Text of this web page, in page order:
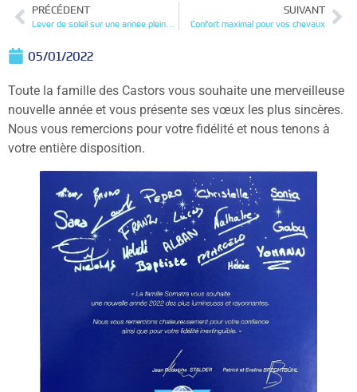
PRÉCÉDENT
Lever de soleil sur une année pleine de challenges
SUIVANT
Confort maximal pour vos chevaux
05/01/2022
Toute la famille des Castors vous souhaite une merveilleuse
nouvelle année et vous présente ses vœux les plus sincères.
Nous vous remercions pour votre fidélité et nous tenons à
votre entière disposition.